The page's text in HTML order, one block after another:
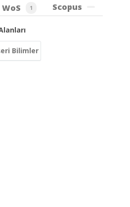
WoS 1 Scopus
Bilimler